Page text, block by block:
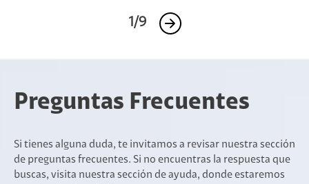
1/9
Preguntas Frecuentes
Si tienes alguna duda, te invitamos a revisar nuestra sección
de preguntas frecuentes. Si no encuentras la respuesta que
buscas, visita nuestra sección de ayuda, donde estaremos